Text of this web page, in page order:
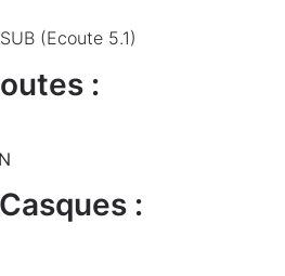
(Ecoute 5.1)
:
: